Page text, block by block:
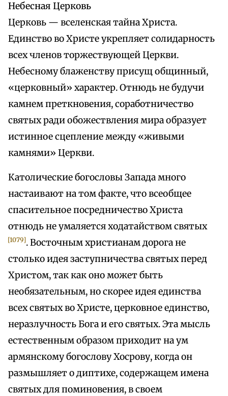
Небесная Церковь
Церковь — вселенская тайна Христа.
Единство во Христе укрепляет солидарность
всех членов торжествующей Церкви.
Небесному блаженству присущ общинный,
«церковный» характер. Отнюдь не будучи
камнем преткновения, соработничество
святых ради обожествления мира образует
истинное сцепление между «живыми
камнями» Церкви.
Католические богословы Запада много
настаивают на том факте, что всеобщее
спасительное посредничество Христа
отнюдь не умаляется ходатайством святых
[1079]. Восточным христианам дорога не
столько идея заступничества святых перед
Христом, так как оно может быть
необязательным, но скорее идея единства
всех святых во Христе, церковное единство,
неразлучность Бога и его святых. Эта мысль
естественным образом приходит на ум
армянскому богослову Хосрову, когда он
размышляет о диптихе, содержащем имена
святых для поминовения, в своем